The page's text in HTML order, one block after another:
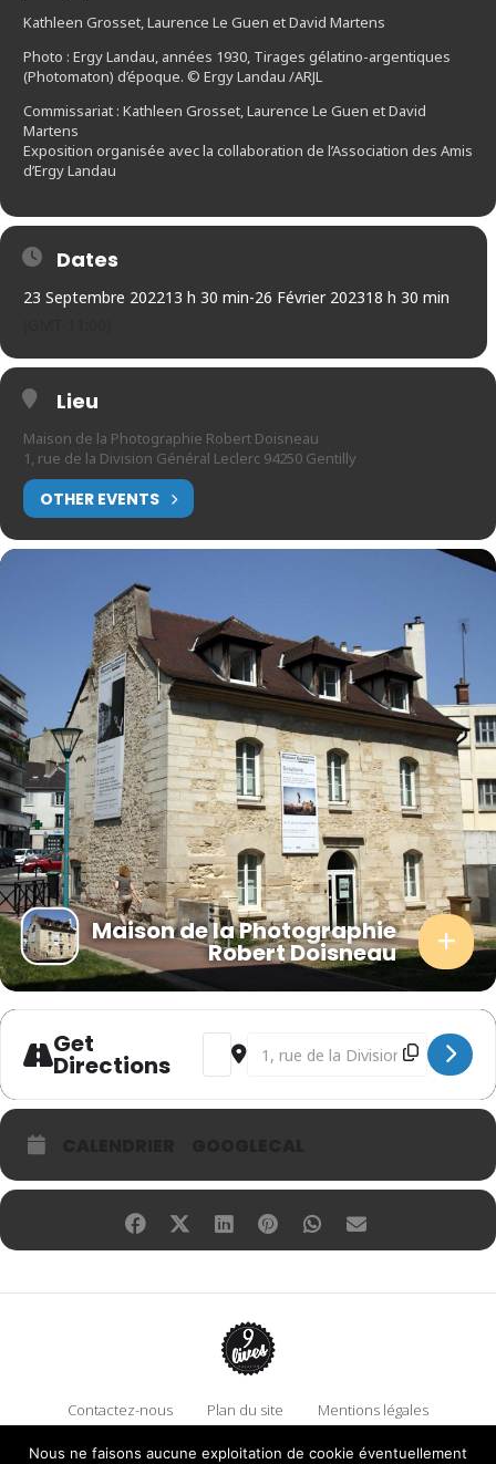
Kathleen Grosset, Laurence Le Guen et David Martens
Photo : Ergy Landau, années 1930, Tirages gélatino-argentiques
(Photomaton) d’époque. © Ergy Landau /ARJL
Commissariat : Kathleen Grosset, Laurence Le Guen et David
Martens
Exposition organisée avec la collaboration de l’Association des Amis
d’Ergy Landau
Dates
23 Septembre 202213 h 30 min-26 Février 202318 h 30 min
Lieu
Maison de la Photographie Robert Doisneau
1, rue de la Division Général Leclerc 94250 Gentilly
OTHER EVENTS
Maison de la Photographie
Robert Doisneau
Get
Directions
Address - Ergy Landau 1896-1967
Destination Address - Ergy
Contactez-nous Plan du site
Mentions légales
Politique de confidentialité
Adhérez à 9 Lives
Nous ne faisons aucune exploitation de cookie éventuellement